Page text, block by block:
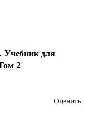
Учебник для
2
Оценить